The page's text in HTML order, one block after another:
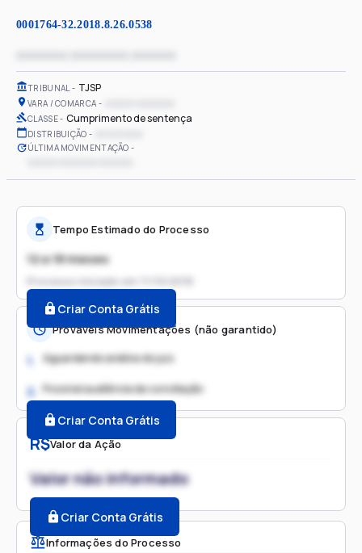
0001764-32.2018.8.26.0538
TRIBUNAL TJSP
VARA / COMARCA
CLASSE Cumprimento de sentença
DISTRIBUIÇÃO
ÚLTIMA MOVIMENTAÇÃO
R$Valor da Ação
Valor não informado
Criar Conta Grátis
Informações do Processo
Tempo Estimado do Processo
12 a 18 meses
Processo iniciado em
Criar Conta Grátis
Prováveis Movimentações (não garantido)
1. Aguardando análise do juiz
2. Possível audiência de conciliação
Criar Conta Grátis